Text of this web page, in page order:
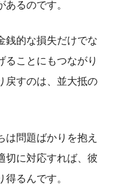
るのです。
銭的な損失だけでな
ることにもつながり
戻すのは、並大抵の
は問題ばかりを抱え
切に対応すれば、彼
るんです。